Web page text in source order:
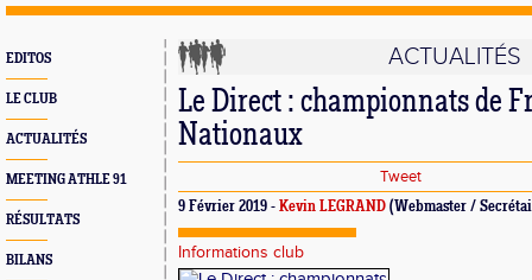
EDITOS
LE CLUB
ACTUALITÉS
MEETING ATHLE 91
RÉSULTATS
BILANS
ACTUALITÉS
Le Direct : championnats de
Nationaux
Tweet
9 Février 2019 - Kevin LEGRAND (Webmaster /
Informations club